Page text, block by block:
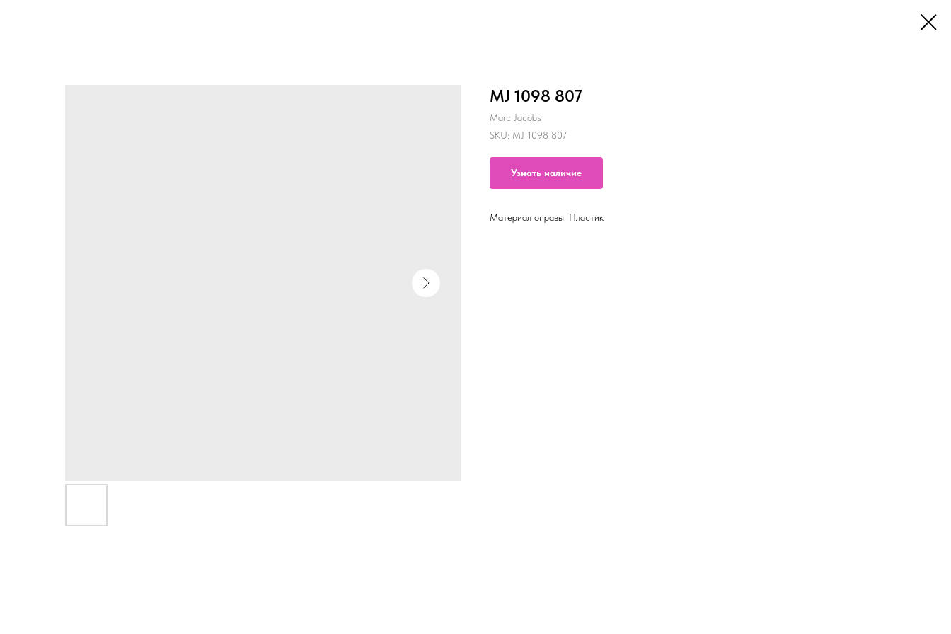
MJ 1098 807
Marc Jacobs
SKU: MJ 1098 807
Узнать наличие
Материал оправы: Пластик